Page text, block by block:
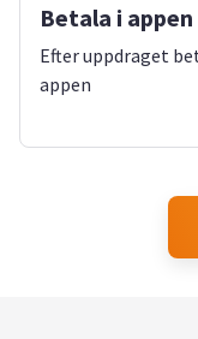
Betala i appen
Efter uppdraget
appen